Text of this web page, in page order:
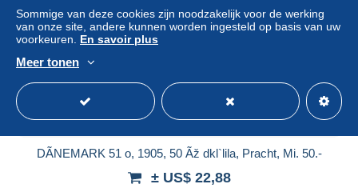
DÃNEMARK 51 o, 1905, 50 Ãž dkl`lila, Pracht, Mi. 50.-
± US$ 22,88
Sommige van deze cookies zijn noodzakelijk voor de werking
van onze site, andere kunnen worden ingesteld op basis van uw
voorkeuren. En savoir plus
Meer tonen